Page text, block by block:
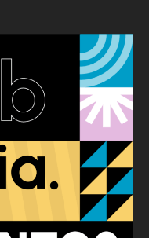
da
opportunità
per
costruire
un
internet
migliore